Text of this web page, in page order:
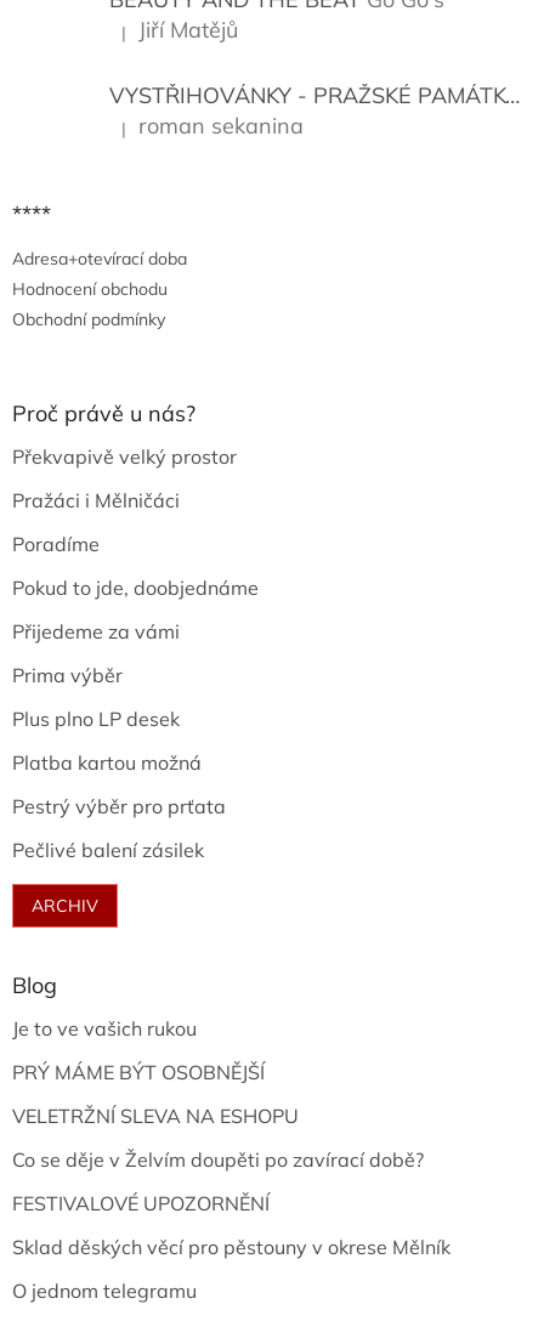
Hodnocení produktu je 5 z 5 hvězdiček.
| Jiří Matějů
VYSTŘIHOVÁNKY - PRAŽSKÉ PAMÁTKY
Hodnocení produktu je 5 z 5 hvězdiček.
| roman sekanina
****
Adresa+otevírací doba
Hodnocení obchodu
Obchodní podmínky
Proč právě u nás?
Překvapivě velký prostor
Pražáci i Mělničáci
Poradíme
Pokud to jde, doobjednáme
Přijedeme za vámi
Prima výběr
Plus plno LP desek
Platba kartou možná
Pestrý výběr pro prťata
Pečlivé balení zásilek
ARCHIV
Blog
Je to ve vašich rukou
PRÝ MÁME BÝT OSOBNĚJŠÍ
VELETRŽNÍ SLEVA NA ESHOPU
Co se děje v Želvím doupěti po zavírací době?
FESTIVALOVÉ UPOZORNĚNÍ
Sklad děských věcí pro pěstouny v okrese Mělník
O jednom telegramu